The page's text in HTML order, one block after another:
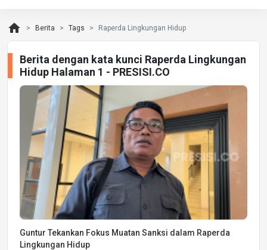
home Berita Tags Raperda Lingkungan Hidup
Berita dengan kata kunci Raperda Lingkungan
Hidup Halaman 1 - PRESISI.CO
Guntur Tekankan Fokus Muatan Sanksi dalam Raperda
Lingkungan Hidup